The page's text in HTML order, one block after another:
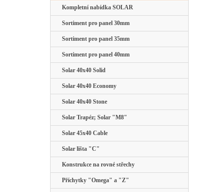
Kompletní nabídka SOLAR
Sortiment pro panel 30mm
Sortiment pro panel 35mm
Sortiment pro panel 40mm
Solar 40x40 Solid
Solar 40x40 Economy
Solar 40x40 Stone
Solar Trapéz; Solar "M8"
Solar 45x40 Cable
Solar lišta "C"
Konstrukce na rovné střechy
Příchytky "Omega" a "Z"